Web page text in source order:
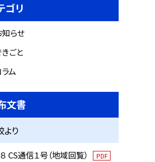
ゴリ
知らせ
ごと
ム
文書
より
CS通信１号（地域回覧） PDF